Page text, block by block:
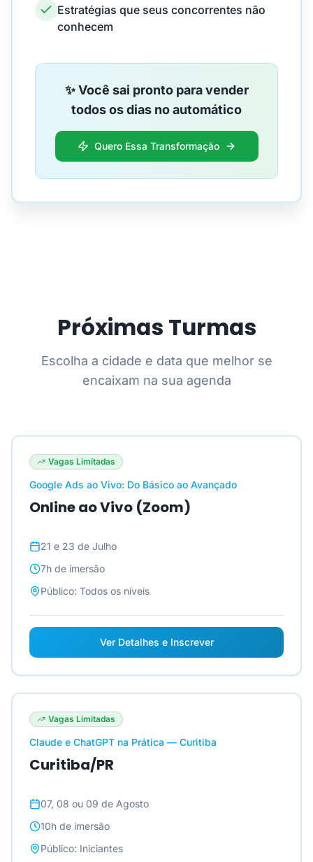
Estratégias que seus concorrentes não
conhecem
✨ Você sai pronto para vender
todos os dias no automático
Quero Essa Transformação
Próximas Turmas
Escolha a cidade e data que melhor se
encaixam na sua agenda
Vagas Limitadas
Google Ads ao Vivo: Do Básico ao Avançado
Online ao Vivo (Zoom)
21 e 23 de Julho
7h de imersão
Público: Todos os níveis
Ver Detalhes e Inscrever
Vagas Limitadas
Claude e ChatGPT na Prática — Curitiba
Curitiba/PR
07, 08 ou 09 de Agosto
10h de imersão
Público: Iniciantes